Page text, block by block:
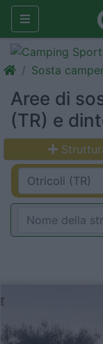
Sosta
Aree di
(TR) e